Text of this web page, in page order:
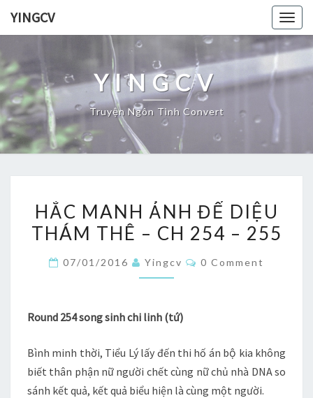
YINGCV
YINGCV
Truyện Ngôn Tình Convert
MANH
ẢNH
DIỆU
THÊ
CH
254
–
HẮC MANH ẢNH ĐẾ DIỆU
THÁM THÊ – CH 254 – 255
07/01/2016 Yingcv Comments
0 Comment
Round 254 song sinh chi linh (tứ)
Bình minh thời, Tiểu Lý lấy đến thi hố án bộ kia không
biết thân phận nữ người chết cùng nữ chủ nhà DNA so
sánh kết quả, kết quả biểu hiện là cùng một người.